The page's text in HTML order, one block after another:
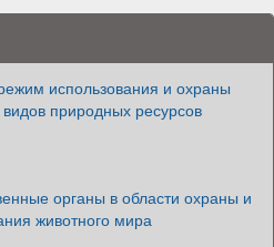
использования и охраны
природных ресурсов
органы в области охраны и
животного мира